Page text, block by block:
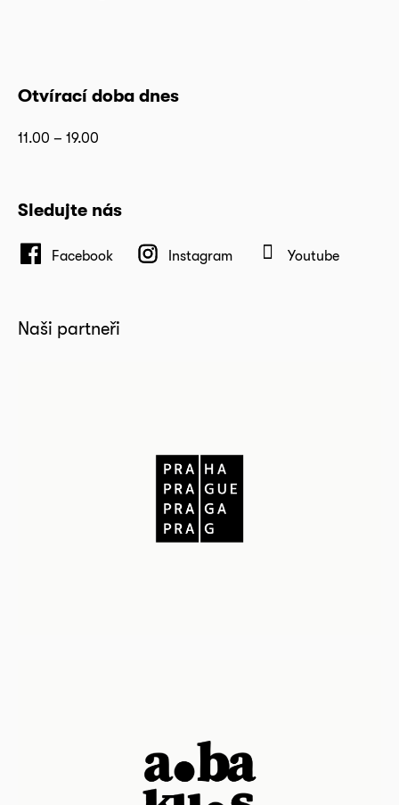
Otvírací doba dnes
11.00 – 19.00
Sledujte nás
Facebook Instagram Youtube
Naši partneři